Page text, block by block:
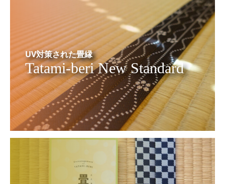
UV対策された畳縁
Tatami-beri New Standard